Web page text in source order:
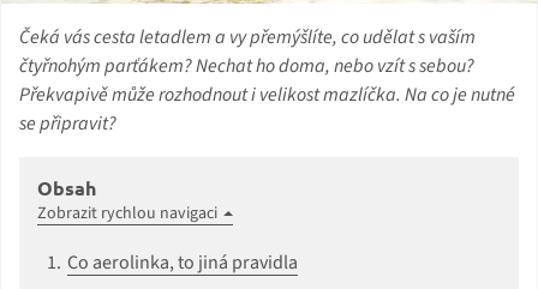
Čeká vás cesta letadlem a vy přemýšlíte, co udělat s vaším
čtyřnohým parťákem? Nechat ho doma, nebo vzít s sebou?
Překvapivě může rozhodnout i velikost mazlíčka. Na co je nutné
se připravit?
Obsah
Zobrazit rychlou navigaci
Co aerolinka, to jiná pravidla